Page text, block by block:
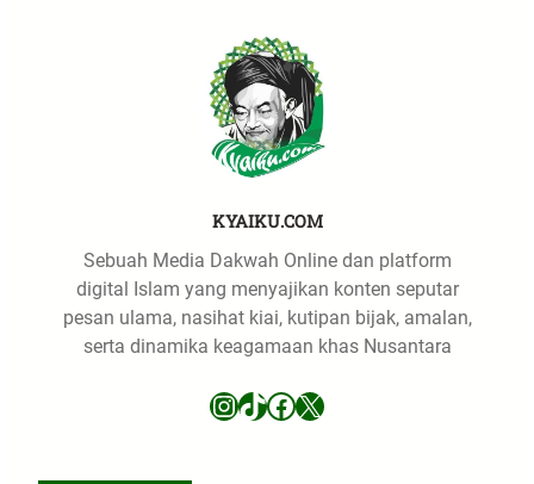
KYAIKU.COM
Sebuah Media Dakwah Online dan platform
digital Islam yang menyajikan konten seputar
pesan ulama, nasihat kiai, kutipan bijak, amalan,
serta dinamika keagamaan khas Nusantara
InstagramTikTok Facebook X